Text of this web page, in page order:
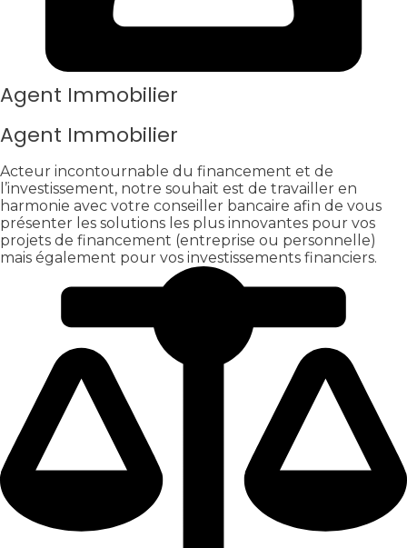
Agent Immobilier
Agent Immobilier
Acteur incontournable du financement et de
l’investissement, notre souhait est de travailler en
harmonie avec votre conseiller bancaire afin de vous
présenter les solutions les plus innovantes pour vos
projets de financement (entreprise ou personnelle)
mais également pour vos investissements financiers.